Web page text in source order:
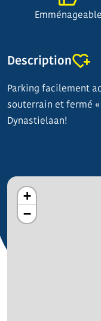
Description
Parking facilement
souterrain et fermé «
Dynastielaan!
Emménageable
+
−